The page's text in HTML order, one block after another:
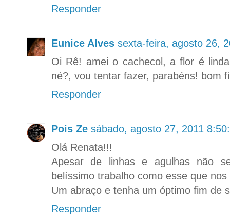
Responder
Eunice Alves sexta-feira, agosto 26,
Oi Rê! amei o cachecol, a flor é
né?, vou tentar fazer, parabéns! bom
Responder
Pois Ze sábado, agosto 27, 2011
Olá Renata!!!
Apesar de linhas e agulhas não
belíssimo trabalho como esse que
Um abraço e tenha um óptimo fim de
Responder